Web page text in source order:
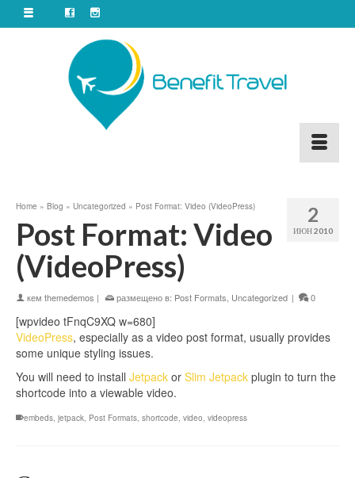
2
ИЮН 2010
Home » Blog » Uncategorized » Post Format: Video (VideoPress)
Post Format: Video
(VideoPress)
кем themedemos | размещено в: Post Formats Uncategorized | 0
[wpvideo tFnqC9XQ w=680]
VideoPress, especially as a video post format, usually provides
some unique styling issues.
You will need to install Jetpack or Slim Jetpack plugin to turn the
shortcode into a viewable video.
embeds, jetpack, Post Formats, shortcode, video, videopress